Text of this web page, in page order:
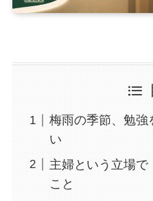
梅雨の季節、勉強
い
主婦という立場で
こと